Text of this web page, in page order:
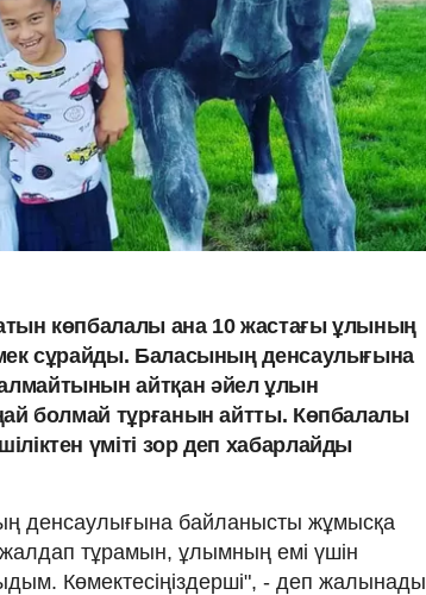
көпбалалы ана 10 жастағы ұлының
сұрайды. Баласының денсаулығына
айтқан әйел ұлын
болмай тұрғанын айтты. Көпбалалы
үміті зор деп хабарлайды
денсаулығына байланысты жұмысқа
тұрамын, ұлымның емі үшін
Көмектесіңіздерші", - деп жалынады